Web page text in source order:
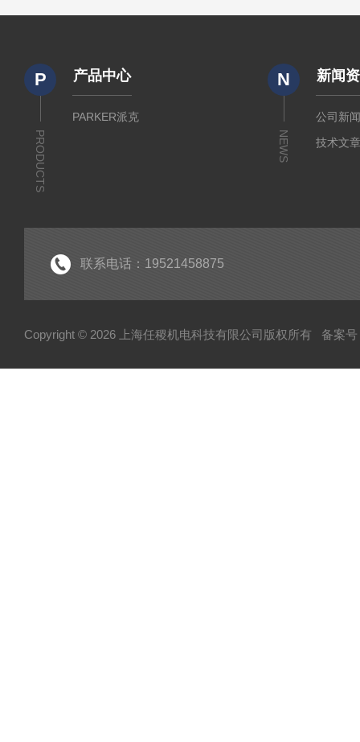
P
PRODUCTS
产品中心
PARKER派克
N
NEWS
新闻
公司新
技术文
联系电话：19521458875
Copyright © 2026 上海任稷机电科技有限公司版权所有 备案号